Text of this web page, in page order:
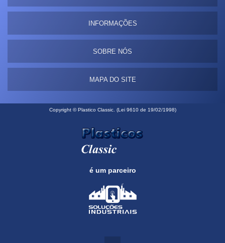
INFORMAÇÕES
SOBRE NÓS
MAPA DO SITE
Copyright © Plastico Classic. (Lei 9610 de 19/02/1998)
é um parceiro